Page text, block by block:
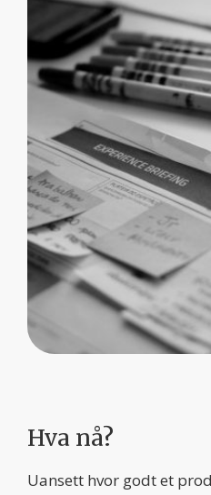
Hva nå?
Uansett hvor godt et